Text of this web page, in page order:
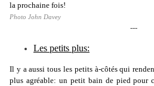
la prochaine fois!
Photo John Davey
---
Les petits plus:
Il y a aussi tous les petits à-côtés qui
plus agréable: un petit bain de pied pour